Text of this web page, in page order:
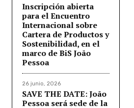
Inscripción abierta
para el Encuentro
Internacional sobre
Cartera de Productos y
Sostenibilidad, en el
marco de BiS João
Pessoa
26 junio, 2026
SAVE THE DATE: João
Pessoa será sede de la